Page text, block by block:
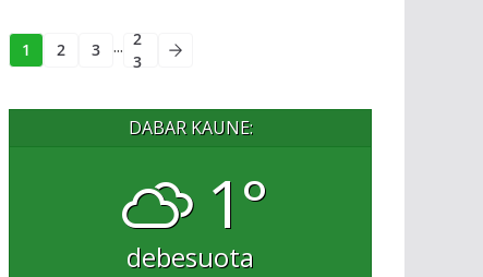
1 2 3 ... 2
3
DABAR KAUNE:
1°
debesuota